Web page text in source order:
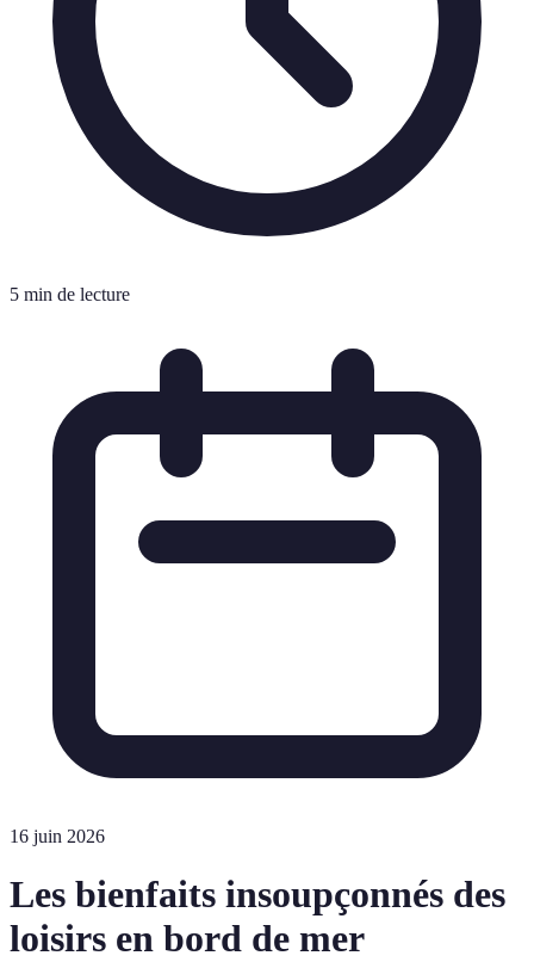
5 min de lecture
16 juin 2026
Les bienfaits insoupçonnés des
loisirs en bord de mer